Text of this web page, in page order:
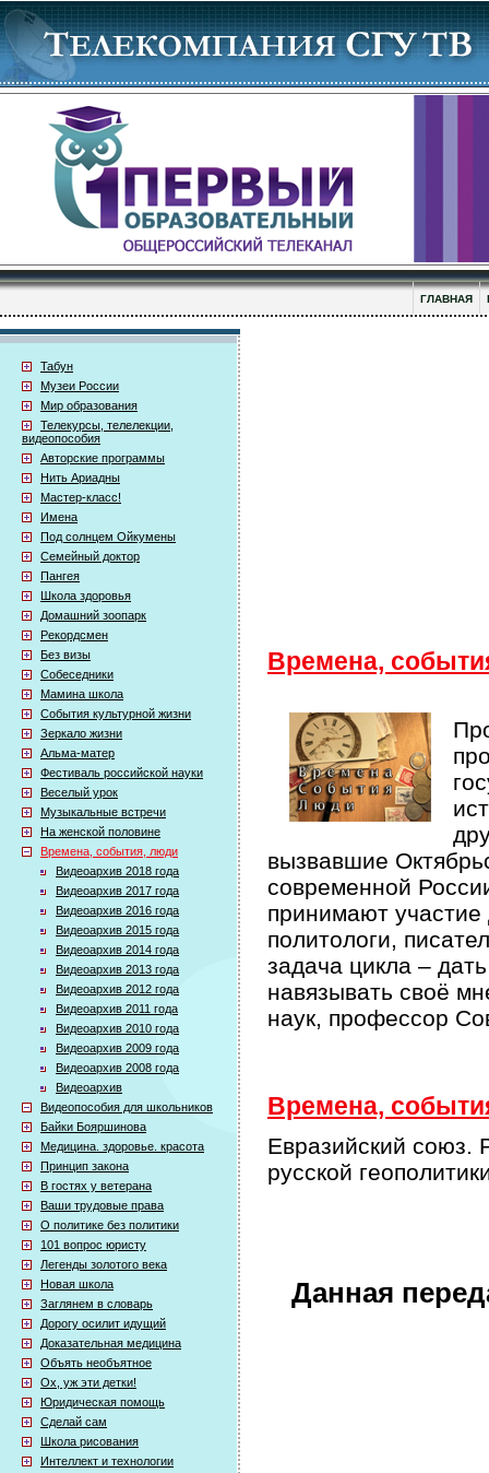
ГЛАВНАЯ
Табун
Музеи России
Мир образования
Телекурсы, телелекции,
видеопособия
Авторские программы
Нить Ариадны
Мастер-класс!
Имена
Под солнцем Ойкумены
Семейный доктор
Пангея
Школа здоровья
Домашний зоопарк
Рекордсмен
Без визы
Собеседники
Мамина школа
События культурной жизни
Зеркало жизни
Альма-матер
Фестиваль российской науки
Веселый урок
Музыкальные встречи
На женской половине
Времена, события, люди
Видеоархив 2018 года
Видеоархив 2017 года
Видеоархив 2016 года
Видеоархив 2015 года
Видеоархив 2014 года
Видеоархив 2013 года
Видеоархив 2012 года
Видеоархив 2011 года
Видеоархив 2010 года
Видеоархив 2009 года
Видеоархив 2008 года
Видеоархив
Видеопособия для школьников
Байки Бояршинова
Медицина. здоровье. красота
Принцип закона
В гостях у ветерана
Ваши трудовые права
О политике без политики
101 вопрос юристу
Легенды золотого века
Новая школа
Заглянем в словарь
Дорогу осилит идущий
Доказательная медицина
Объять необъятное
Ох, уж эти детки!
Юридическая помощь
Сделай сам
Школа рисования
Интеллект и технологии
Времена,
вызвавшие
современной
принимают участие
политологи,
задача цикла –
навязывать своё
наук, профессор
Времена,
Евразийский союз.
русской
Данная